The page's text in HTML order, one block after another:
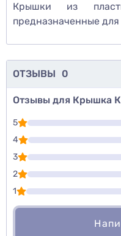
Крышки из
предназначенные для
ОТЗЫВЫ 0
Отзывы для Крышка
5
4
3
2
1